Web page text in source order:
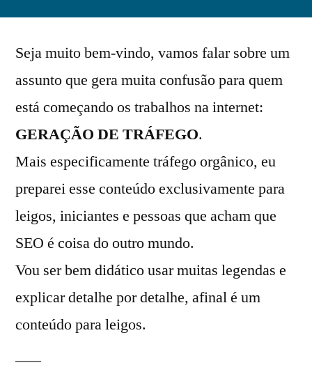
leigos
Seja muito bem-vindo, vamos falar sobre um
assunto que gera muita confusão para quem
está começando os trabalhos na internet:
GERAÇÃO DE TRÁFEGO.
Mais especificamente tráfego orgânico, eu
preparei esse conteúdo exclusivamente para
leigos, iniciantes e pessoas que acham que
SEO é coisa do outro mundo.
Vou ser bem didático usar muitas legendas e
explicar detalhe por detalhe, afinal é um
conteúdo para leigos.